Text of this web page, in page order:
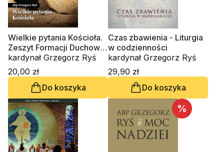
Wielkie pytania Kościoła.
Zeszyt Formacji Duchowej
nr 87
kardynał Grzegorz Ryś
20,00 zł
Do koszyka
Czas zbawienia - Liturgia
w codzienności
kardynał Grzegorz Ryś
29,90 zł
Do koszyka
%